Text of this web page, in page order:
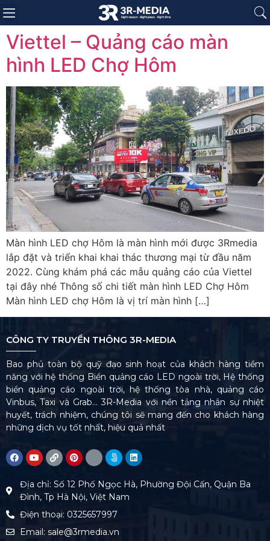
Viettel – Quảng cáo màn
hình LED Chợ Hôm
Màn hình LED chợ Hôm là màn hình mới được 3Rmedia
lắp đặt và triển khai khai thác thương mại từ đầu năm
2022. Cùng khám phá các mẫu quảng cáo của Viettel
tại đây nhé Thông số chi tiết màn hình LED Chợ Hôm
Màn hình LED chợ Hôm là vị trí màn hình […]
CÔNG TY TRUYỀN THÔNG 3R-MEDIA
Bao phủ toàn bộ quỹ đạo sinh hoạt của khách hàng tiềm
năng với hệ thống Biển quảng cáo LED ngoài trời, Hệ thống
biển quảng cáo ngoài trời, hệ thống tòa nhà, quảng cáo
Vinbus, Taxi và Grab… 3R-Media với nền tảng nhân sự nhiệt
huyết, trách nhiệm, chúng tôi sẽ mang đến cho khách hàng
những dịch vụ tốt nhất, hiệu quả nhất
Địa chỉ: Số 12 Phố Ngọc Hà, Phường Đội Cấn, Quận Ba
Đình, Tp Hà Nội, Việt Nam
Điện thoại: 0325657997
Email: sale@3rmedia.vn